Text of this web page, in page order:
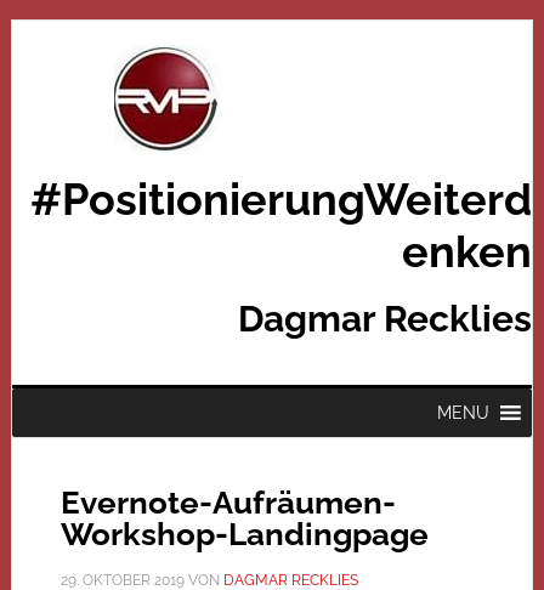
#PositionierungWeiterd
enken
Dagmar Recklies
MENU
Evernote-Aufräumen-
Workshop-Landingpage
29. OKTOBER 2019VON DAGMAR RECKLIES